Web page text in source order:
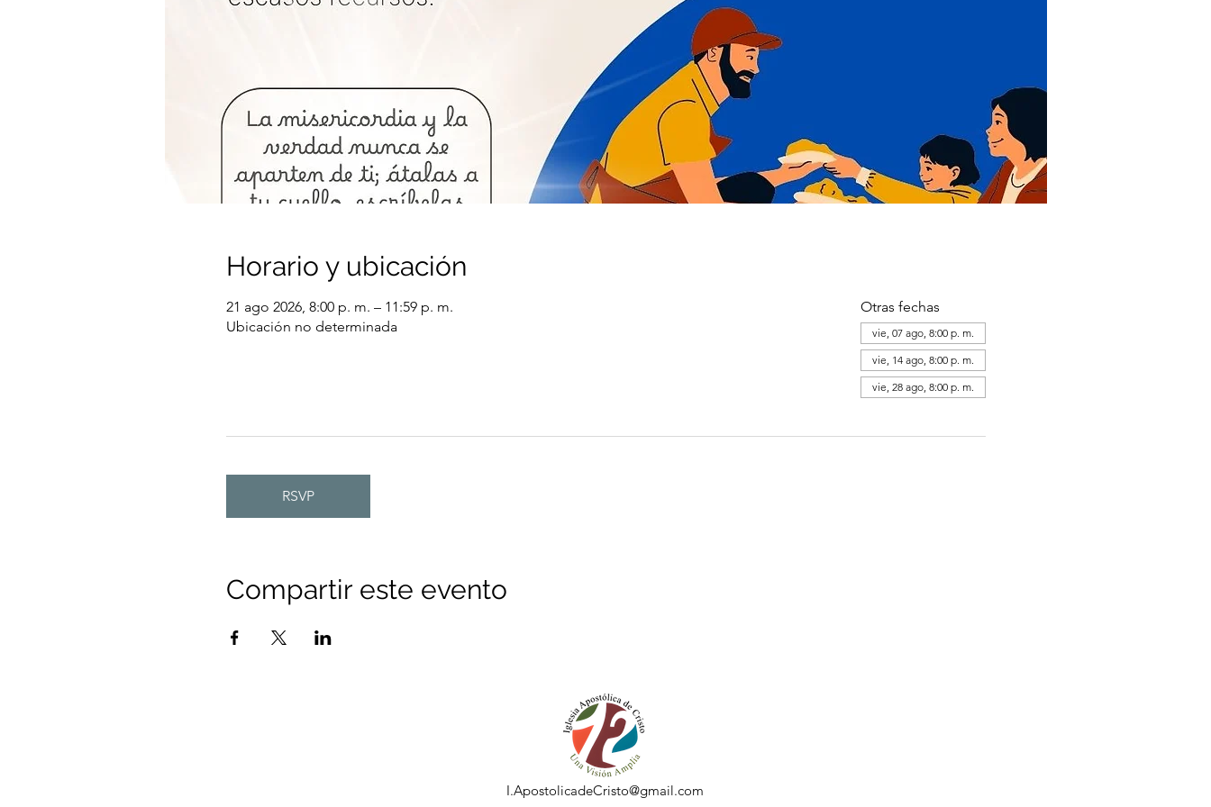
Horario y ubicación
21 ago 2026, 8:00 p. m. – 11:59 p. m.
Ubicación no determinada
Otras fechas
vie, 07 ago, 8:00 p. m.
vie, 14 ago, 8:00 p. m.
vie, 28 ago, 8:00 p. m.
RSVP
Compartir este evento
I.ApostolicadeCristo@gmail.com